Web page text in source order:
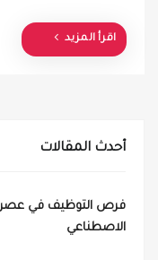
o
n
اقرأ المزيد
أحدث المقالات
فرص التوظيف في عصر
الاصطناعي